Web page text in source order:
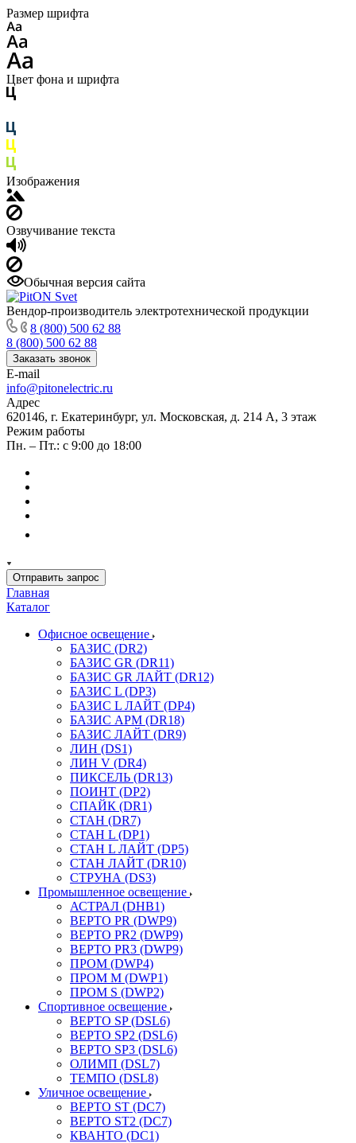
Размер шрифта
Цвет фона и шрифта
Изображения
Озвучивание текста
Обычная версия сайта
Вендор-производитель электротехнической продукции
8 (800) 500 62 88
8 (800) 500 62 88
Заказать звонок
E-mail
info@pitonelectric.ru
Адрес
620146, г. Екатеринбург, ул. Московская, д. 214 А, 3 этаж
Режим работы
Пн. – Пт.: с 9:00 до 18:00
Отправить запрос
Главная
Каталог
Офисное освещение
БАЗИС (DR2)
БАЗИС GR (DR11)
БАЗИС GR ЛАЙТ (DR12)
БАЗИС L (DP3)
БАЗИС L ЛАЙТ (DP4)
БАЗИС АРМ (DR18)
БАЗИС ЛАЙТ (DR9)
ЛИН (DS1)
ЛИН V (DR4)
ПИКСЕЛЬ (DR13)
ПОИНТ (DP2)
СПАЙК (DR1)
СТАН (DR7)
СТАН L (DP1)
СТАН L ЛАЙТ (DP5)
СТАН ЛАЙТ (DR10)
СТРУНА (DS3)
Промышленное освещение
АСТРАЛ (DHB1)
ВЕРТО PR (DWP9)
ВЕРТО PR2 (DWP9)
ВЕРТО PR3 (DWP9)
ПРОМ (DWP4)
ПРОМ M (DWP1)
ПРОМ S (DWP2)
Спортивное освещение
ВЕРТО SP (DSL6)
ВЕРТО SP2 (DSL6)
ВЕРТО SP3 (DSL6)
ОЛИМП (DSL7)
ТЕМПО (DSL8)
Уличное освещение
ВЕРТО ST (DC7)
ВЕРТО ST2 (DC7)
КВАНТО (DC1)